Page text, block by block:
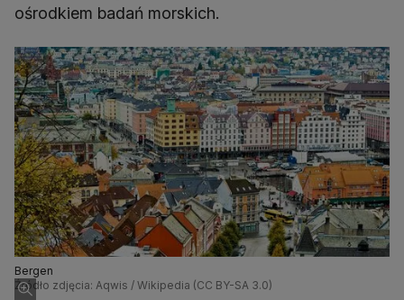
ośrodkiem badań morskich.
Bergen
Źródło zdjęcia: Aqwis / Wikipedia (CC BY-SA 3.0)